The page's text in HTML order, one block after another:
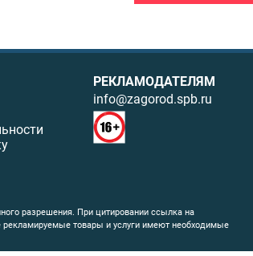
РЕКЛАМОДАТЕЛЯМ
info@zagorod.spb.ru
разрешения. При цитировании ссылка на
рекламируемые товары и услуги имеют необходимые